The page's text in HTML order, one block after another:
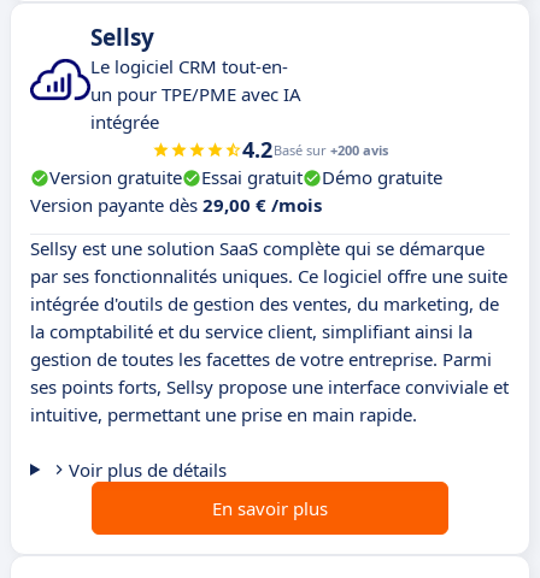
Sellsy
Le logiciel CRM tout-en-
un pour TPE/PME avec IA
intégrée
4.2Basé sur +200 avis
Version gratuite Essai gratuit
Démo gratuite
Version payante dès 29,00 € /mois
Sellsy est une solution SaaS complète qui se démarque
par ses fonctionnalités uniques. Ce logiciel offre une suite
intégrée d'outils de gestion des ventes, du marketing, de
la comptabilité et du service client, simplifiant ainsi la
gestion de toutes les facettes de votre entreprise. Parmi
ses points forts, Sellsy propose une interface conviviale et
intuitive, permettant une prise en main rapide.
Voir plus de détails
En savoir plus